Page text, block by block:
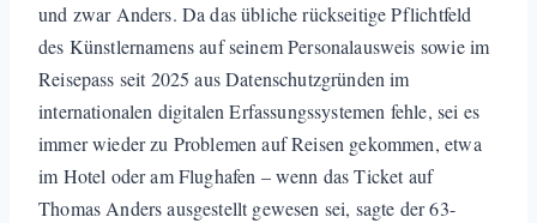
und zwar Anders. Da das übliche rückseitige Pflichtfeld
des Künstlernamens auf seinem Personalausweis sowie im
Reisepass seit 2025 aus Datenschutzgründen im
internationalen digitalen Erfassungssystemen fehle, sei es
immer wieder zu Problemen auf Reisen gekommen, etwa
im Hotel oder am Flughafen – wenn das Ticket auf
Thomas Anders ausgestellt gewesen sei, sagte der 63-